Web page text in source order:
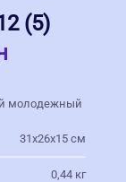
(5)
молодежный
31х26х15 см
0,44 кг